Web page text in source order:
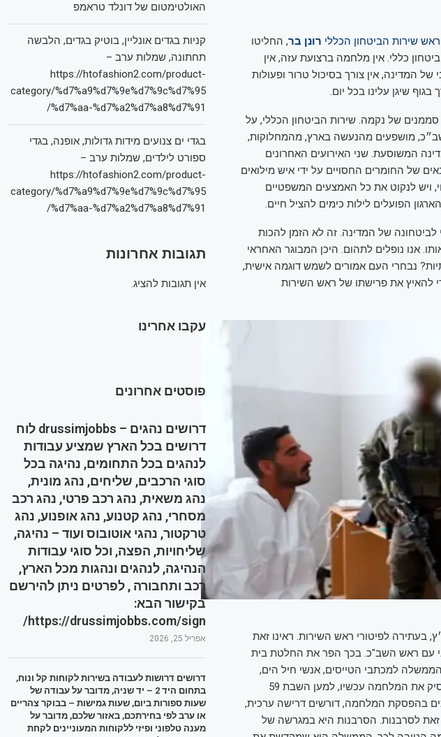
ראש שירות הביטחון הכללי רונן בר, החליטו
כללי. אין מלחמה ברצועת עזה, אין
של המדינה, אין צורך בסיכול טרור ופעולות
שיגן עלינו בכל יום.
של נקמה. שירות הביטחון הכללי, על
מושפעים מהנעשה בארץ, מהמחלוקות,
המשוסעת. שני האירועים האחרונים
של החומרים החסויים על ידי איש מילואים
ויש לנקוט את כל האמצעים המשפטיים
הפועלים לילות כימים להציל חיים.
לביטחונה של המדינה. זה לא הזמן להכות
אנו נופלים לתהום. היכן המבוגר האחראי
נבחרי העם אמורים לשמש דוגמה אישית,
להאיץ את פרישתו של ראש השירות
בעתירה לפיטורי ראש השירות. ראינו זאת
עם ראש השב"כ. בכך הפר את החלטת בית
למכתבי הטייסים, אנשי חיל הים,
הצנחנים, השריונרים, הרופאים ורבים נוספים שדורשים להפסיק את המלחמה עכשיו, למען השבת 59
בהפסקת המלחמה, דורשים דרישה ערכית,
זאת לסרבנות. הסרבנות היא במגרשה של
האולטימטום של דונלד טראמפ
קניות בגדים אונליין, בוטיק בגדים, הלבשה
תחתונה, שמלות ערב –
https://htofashion2.com/product-
category/%d7%a9%d7%9e%d7%9c%d7%95
%d7%aa-%d7%a2%d7%a8%d7%91/
בגדי ים צנועים מידות גדולות, אופנה, בגדי
ספורט לילדים, שמלות ערב –
https://htofashion2.com/product-
category/%d7%a9%d7%9e%d7%9c%d7%95
%d7%aa-%d7%a2%d7%a8%d7%91/
תגובות אחרונות
אין תגובות להציג.
עקבו אחרינו
פוסטים אחרונים
דרושים נהגים – drussimjobbs לוח
דרושים בכל הארץ שמציע עבודות
לנהגים בכל התחומים, נהיגה בכל
סוגי הרכבים, שליחים, נהג מונית,
נהג משאית, נהג רכב פרטי, נהג רכב
מסחרי, נהג קטנוע, נהג אופנוע, נהג
טרקטור, נהגי אוטובוס ועוד – נהיגה,
שליחויות, הפצה, וכל סוגי עבודות
הנהיגה, לנהגים ונהגות מכל הארץ,
רכב ותחבורה , לפרטים ניתן להירשם
בקישור הבא:
https://drussimjobbs.com/sign/
אפריל 25, 2026
דרושים דרושות לעבודה בשירות לקוחות קל ונוח,
בתחום היד 2 – יד שניה, מדובר על עבודה של
שעות ספורות ביום, שעות גמישות – בבוקר צהריים
או ערב לפי בחירתכם, באזור שלכם, מדובר על
מענה טלפוני ופיזי ללקוחות המעוניינים לקחת